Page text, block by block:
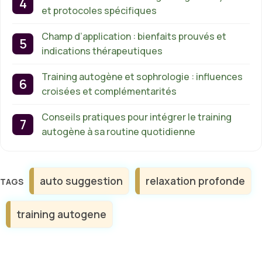
et protocoles spécifiques
Champ d’application : bienfaits prouvés et
indications thérapeutiques
Training autogène et sophrologie : influences
croisées et complémentarités
Conseils pratiques pour intégrer le training
autogène à sa routine quotidienne
Étiquettes
auto suggestion relaxation profonde
training autogene